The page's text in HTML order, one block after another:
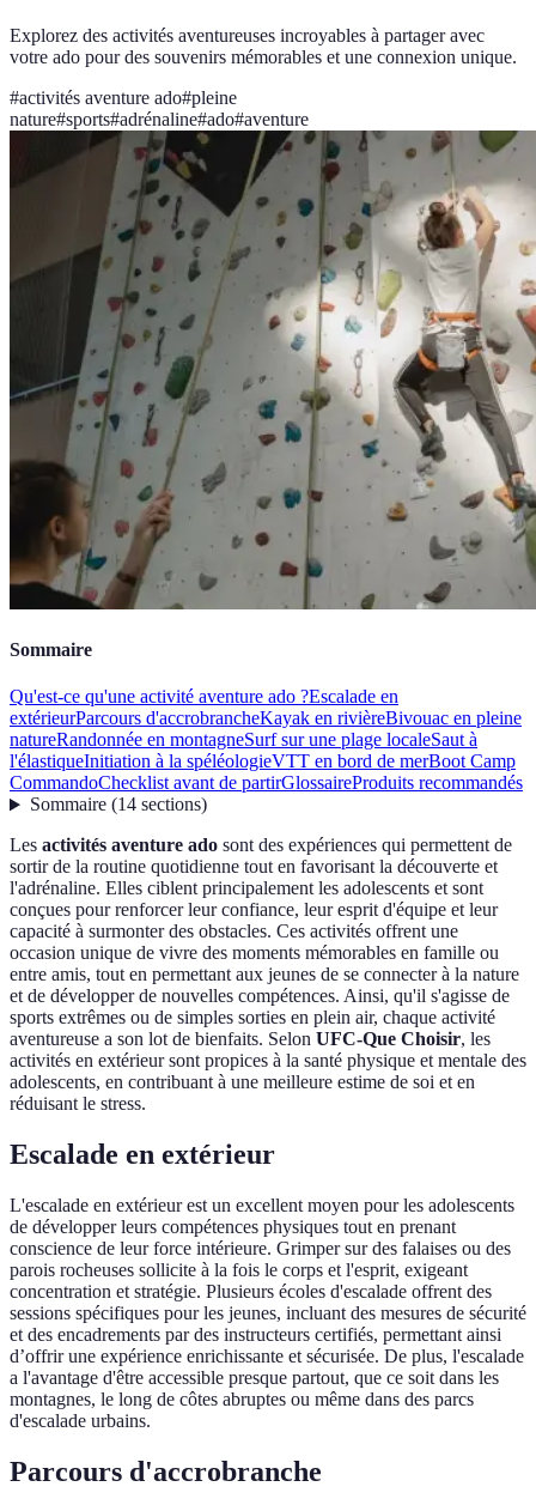
Explorez des activités aventureuses incroyables à partager avec
votre ado pour des souvenirs mémorables et une connexion unique.
#activités aventure ado#pleine
nature#sports#adrénaline#ado#aventure
Sommaire
Qu'est-ce qu'une activité aventure ado ?Escalade en
extérieurParcours d'accrobrancheKayak en rivièreBivouac en pleine
natureRandonnée en montagneSurf sur une plage localeSaut à
l'élastiqueInitiation à la spéléologieVTT en bord de merBoot Camp
CommandoChecklist avant de partirGlossaireProduits recommandés
Sommaire(14 sections)
Les activités aventure ado sont des expériences qui permettent de
sortir de la routine quotidienne tout en favorisant la découverte et
l'adrénaline. Elles ciblent principalement les adolescents et sont
conçues pour renforcer leur confiance, leur esprit d'équipe et leur
capacité à surmonter des obstacles. Ces activités offrent une
occasion unique de vivre des moments mémorables en famille ou
entre amis, tout en permettant aux jeunes de se connecter à la nature
et de développer de nouvelles compétences. Ainsi, qu'il s'agisse de
sports extrêmes ou de simples sorties en plein air, chaque activité
aventureuse a son lot de bienfaits. Selon UFC-Que Choisir, les
activités en extérieur sont propices à la santé physique et mentale des
adolescents, en contribuant à une meilleure estime de soi et en
réduisant le stress.
Escalade en extérieur
L'escalade en extérieur est un excellent moyen pour les adolescents
de développer leurs compétences physiques tout en prenant
conscience de leur force intérieure. Grimper sur des falaises ou des
parois rocheuses sollicite à la fois le corps et l'esprit, exigeant
concentration et stratégie. Plusieurs écoles d'escalade offrent des
sessions spécifiques pour les jeunes, incluant des mesures de sécurité
et des encadrements par des instructeurs certifiés, permettant ainsi
d’offrir une expérience enrichissante et sécurisée. De plus, l'escalade
a l'avantage d'être accessible presque partout, que ce soit dans les
montagnes, le long de côtes abruptes ou même dans des parcs
d'escalade urbains.
Parcours d'accrobranche